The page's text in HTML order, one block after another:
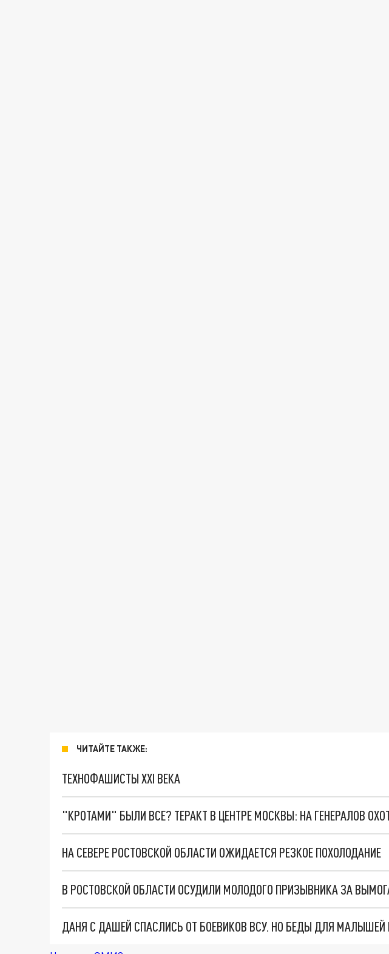
ЧИТАЙТЕ ТАКЖЕ:
ТЕХНОФАШИСТЫ XXI ВЕКА
"КРОТАМИ" БЫЛИ ВСЕ? ТЕРАКТ В ЦЕНТРЕ МОСКВЫ: НА ГЕНЕРАЛОВ
НА СЕВЕРЕ РОСТОВСКОЙ ОБЛАСТИ ОЖИДАЕТСЯ РЕЗКОЕ ПОХОЛОДАНИЕ
В РОСТОВСКОЙ ОБЛАСТИ ОСУДИЛИ МОЛОДОГО ПРИЗЫВНИКА ЗА
ДАНЯ С ДАШЕЙ СПАСЛИСЬ ОТ БОЕВИКОВ ВСУ. НО БЕДЫ ДЛЯ МАЛЫШЕЙ